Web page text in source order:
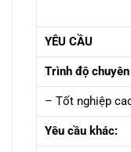
YÊU CẦU
Trình độ
– Tốt nghiệp
Yêu cầu khác: